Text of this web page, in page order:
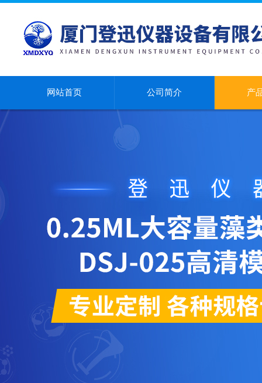
网站首页 公司简介 产